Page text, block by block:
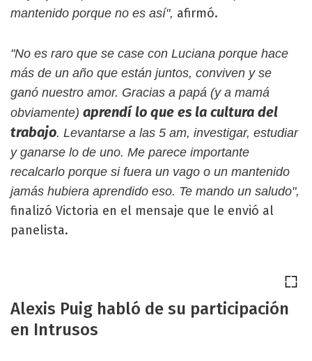
mantenido porque no es así", afirmó.
"No es raro que se case con Luciana porque hace
más de un año que están juntos, conviven y se
ganó nuestro amor. Gracias a papá (y a mamá
obviamente) aprendí lo que es la cultura del
trabajo. Levantarse a las 5 am, investigar, estudiar
y ganarse lo de uno. Me parece importante
recalcarlo porque si fuera un vago o un mantenido
jamás hubiera aprendido eso. Te mando un saludo",
finalizó Victoria en el mensaje que le envió al
panelista.
Alexis Puig habló de su participación
en Intrusos